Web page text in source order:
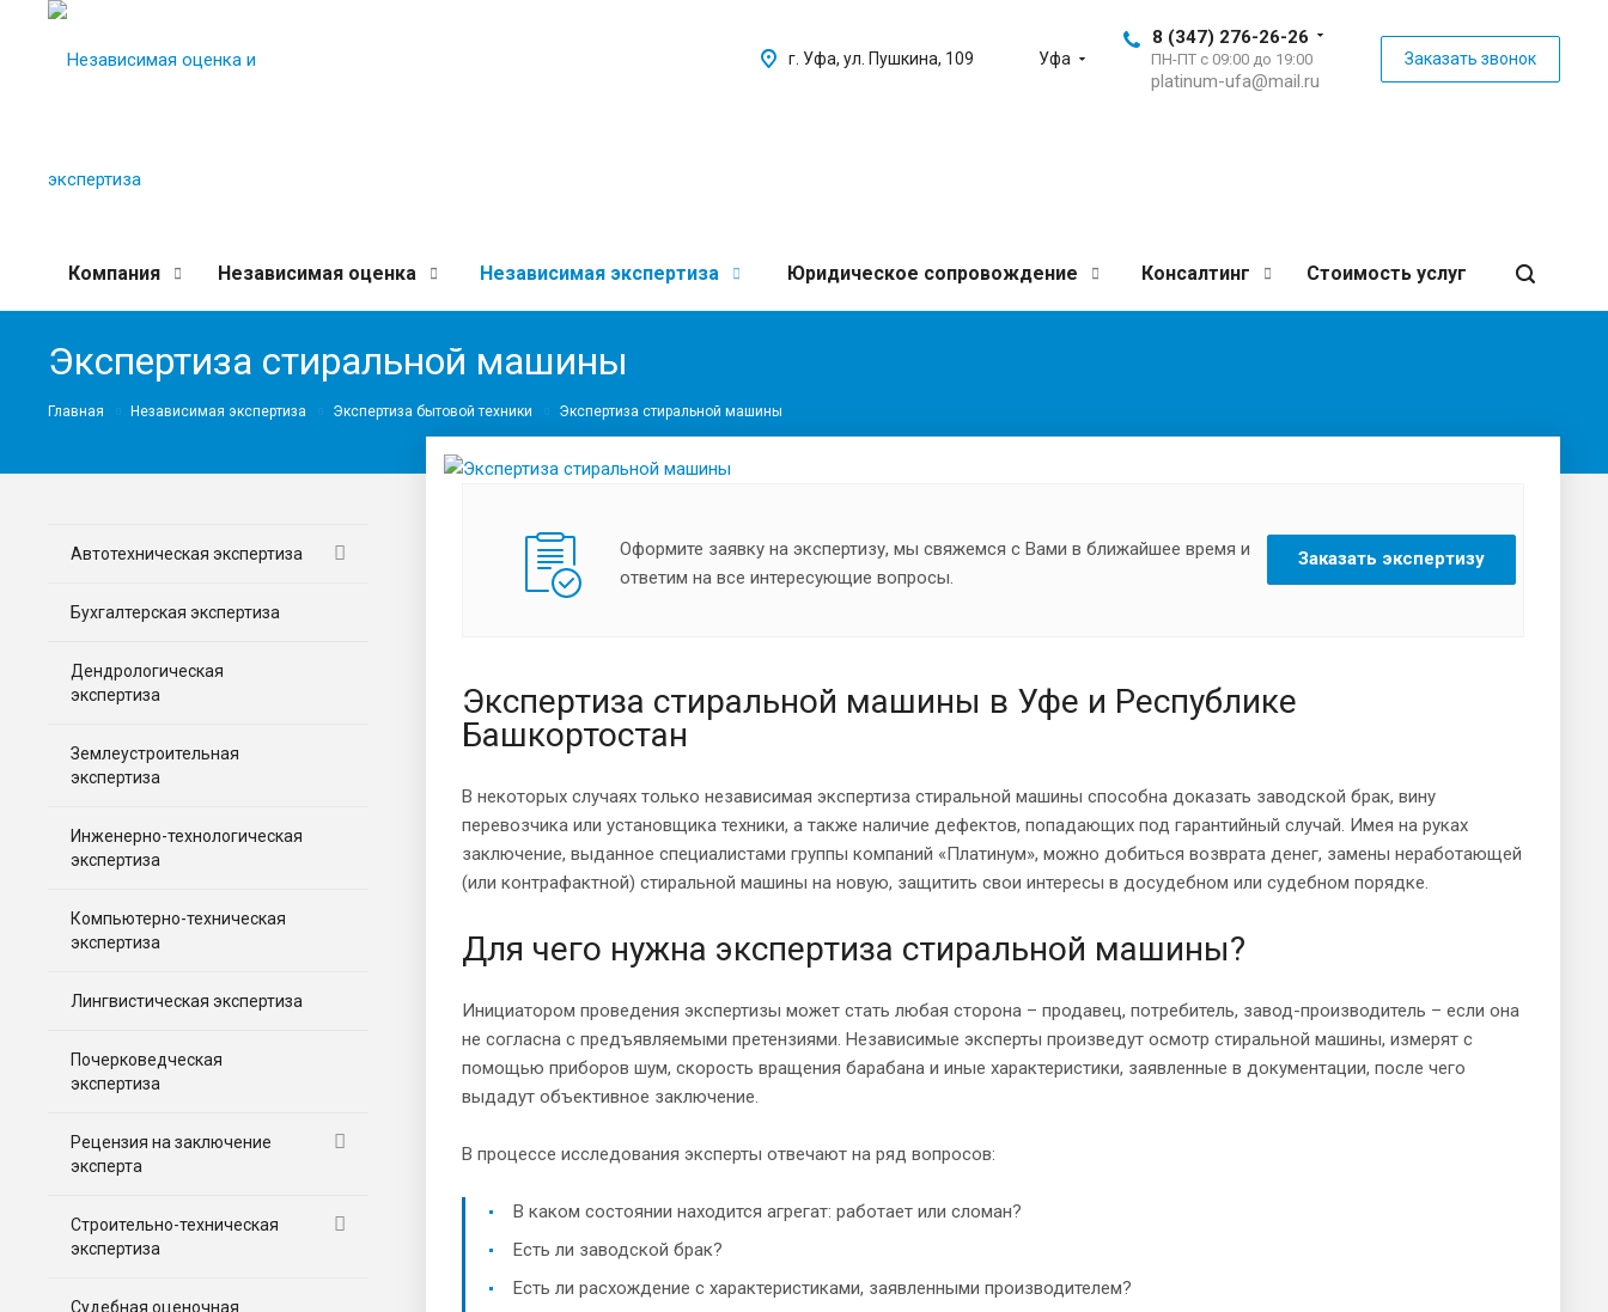
Уфа
8 (347) 276-26-26
ПН-ПТ с 09:00 до 19:00
platinum-ufa@mail.ru
Заказать звонок
г. Уфа, ул. Пушкина, 109
Компания Независимая оценка Независимая экспертиза Юридическое сопровождение Консалтинг Стоимость услуг
Экспертиза стиральной машины
Главная Независимая экспертиза Экспертиза бытовой техники Экспертиза стиральной машины
Оформите заявку на экспертизу, мы свяжемся с Вами в ближайшее время и
ответим на все интересующие вопросы.
Заказать экспертизу
Экспертиза стиральной машины в Уфе и Республике
Башкортостан
В некоторых случаях только независимая экспертиза стиральной машины способна доказать заводской брак, вину
перевозчика или установщика техники, а также наличие дефектов, попадающих под гарантийный случай. Имея на руках
заключение, выданное специалистами группы компаний «Платинум», можно добиться возврата денег, замены неработающей
(или контрафактной) стиральной машины на новую, защитить свои интересы в досудебном или судебном порядке.
Для чего нужна экспертиза стиральной машины?
Инициатором проведения экспертизы может стать любая сторона – продавец, потребитель, завод-производитель – если она
не согласна с предъявляемыми претензиями. Независимые эксперты произведут осмотр стиральной машины, измерят с
помощью приборов шум, скорость вращения барабана и иные характеристики, заявленные в документации, после чего
выдадут объективное заключение.
В процессе исследования эксперты отвечают на ряд вопросов:
В каком состоянии находится агрегат: работает или сломан?
Есть ли заводской брак?
Есть ли расхождение с характеристиками, заявленными производителем?
Автотехническая экспертиза
Бухгалтерская экспертиза
Дендрологическая
экспертиза
Землеустроительная
экспертиза
Инженерно-технологическая
экспертиза
Компьютерно-техническая
экспертиза
Лингвистическая экспертиза
Почерковедческая
экспертиза
Рецензия на заключение
эксперта
Строительно-техническая
экспертиза
Судебная оценочная